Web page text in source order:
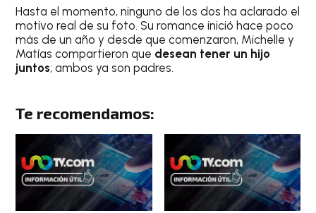
Hasta el momento, ninguno de los dos ha aclarado el
motivo real de su foto. Su romance inició hace poco
más de un año y desde que comenzaron, Michelle y
Matías compartieron que desean tener un hijo
juntos; ambos ya son padres.
Te recomendamos: